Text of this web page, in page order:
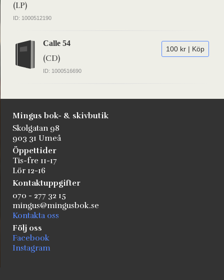
(LP)
ID: 1000512190
100 kr | Köp
Calle 54
(CD)
ID: 1000516690
Mingus bok- & skivbutik
Skolgatan 98
903 31 Umeå
Öppettider
Tis-fre 11-17
Lör 12-16
Kontaktuppgifter
070 - 277 32 15
mingus@mingusbok.se
Kontakta oss
Följ oss
Facebook
Instagram